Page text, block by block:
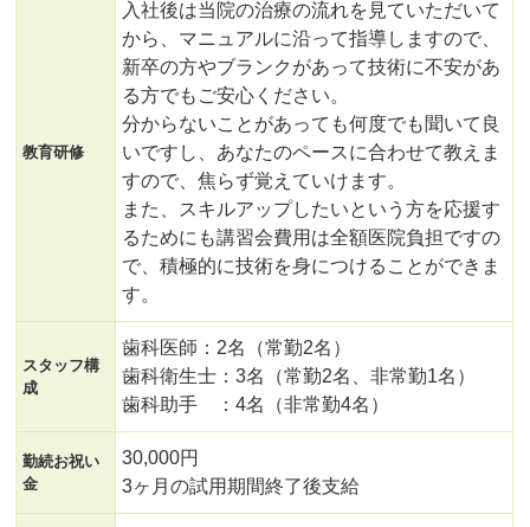
教育研修
入社後は当院の治療の流れを見ていただいて
から、マニュアルに沿って指導しますので、
新卒の方やブランクがあって技術に不安があ
る方でもご安心ください。
分からないことがあっても何度でも聞いて良
いですし、あなたのペースに合わせて教えま
すので、焦らず覚えていけます。
また、スキルアップしたいという方を応援す
るためにも講習会費用は全額医院負担ですの
で、積極的に技術を身につけることができま
す。
スタッフ構
成
歯科医師：2名（常勤2名）
歯科衛生士：3名（常勤2名、非常勤1名）
歯科助手 ：4名（非常勤4名）
勤続お祝い
金
30,000円
3ヶ月の試用期間終了後支給